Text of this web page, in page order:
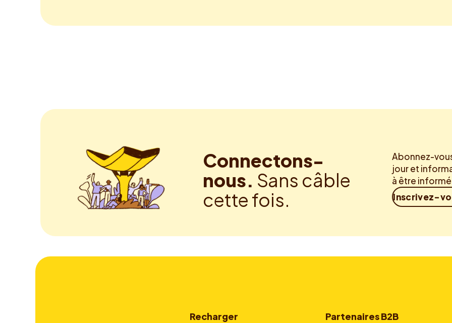
Connectons-
nous. Sans câble
cette fois.
Abonnez-
jour et
à être
Inscrivez-
Recharger Partenaires B2B